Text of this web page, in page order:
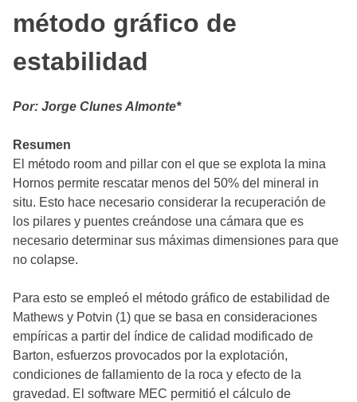
método gráfico de
estabilidad
Por: Jorge Clunes Almonte*
Resumen
El método room and pillar con el que se explota la mina
Hornos permite rescatar menos del 50% del mineral in
situ. Esto hace necesario considerar la recuperación de
los pilares y puentes creándose una cámara que es
necesario determinar sus máximas dimensiones para que
no colapse.
Para esto se empleó el método gráfico de estabilidad de
Mathews y Potvin (1) que se basa en consideraciones
empíricas a partir del índice de calidad modificado de
Barton, esfuerzos provocados por la explotación,
condiciones de fallamiento de la roca y efecto de la
gravedad. El software MEC permitió el cálculo de